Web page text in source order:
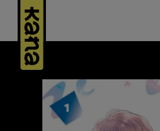
Panneau de gestion des cookies